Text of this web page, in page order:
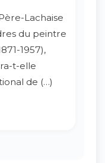
Lachaise
du peintre
1957),
t-elle
de (…)